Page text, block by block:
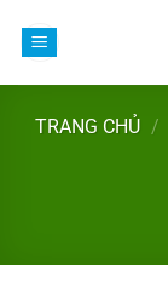
TRANG CHỦ /